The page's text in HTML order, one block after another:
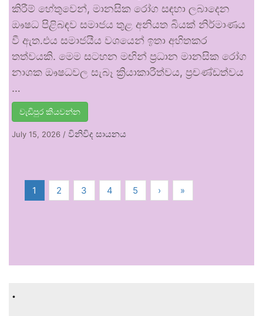
කිරීම් හේතුවෙන්, මානසික රෝග සඳහා ලබාදෙන
ඖෂධ පිළිබඳව සමාජය තුළ අනියත බියක් නිර්මාණය
වී ඇත.එය සමාජයීය වශයෙන් ඉතා අහිතකර
තත්වයකි. මෙම සටහන මඟින් ප්‍රධාන මානසික රෝග
නාශක ඖෂධවල සැබෑ ක්‍රියාකාරීත්වය, ප්‍රචණ්ඩත්වය
…
වැඩිපුර කියවන්න
July 15, 2026 / විනිවිද සායනය
1 2 3 4 5 › »
.